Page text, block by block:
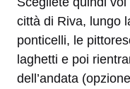
città di Riva, lungo
ponticelli, le
laghetti e poi
dell’andata